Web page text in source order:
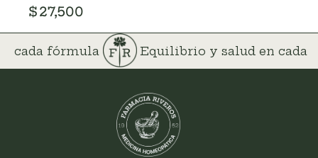
$27,500
cada fórmula Equilibrio y salud en